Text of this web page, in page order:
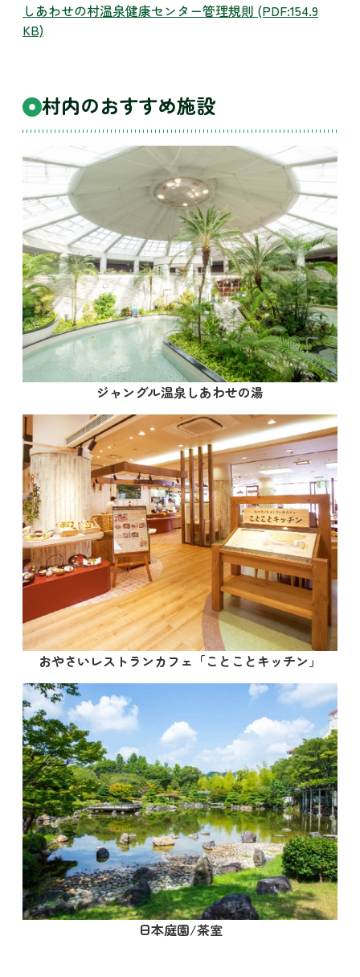
しあわせの村温泉健康センター管理規則 (PDF:154.9
KB)
村内のおすすめ施設
ジャングル温泉しあわせの湯
おやさいレストランカフェ「ことことキッチン」
日本庭園/茶室